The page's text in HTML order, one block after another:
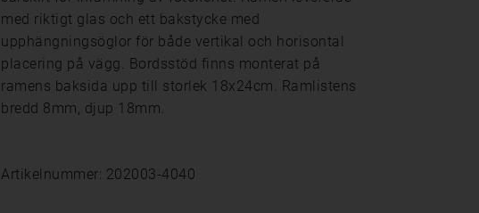
med riktigt glas och ett bakstycke med
upphängningsöglor för både vertikal och horisontal
placering på vägg. Bordsstöd finns monterat på
ramens baksida upp till storlek 18x24cm. Ramlistens
bredd 8mm, djup 18mm.
Artikelnummer: 202003-4040